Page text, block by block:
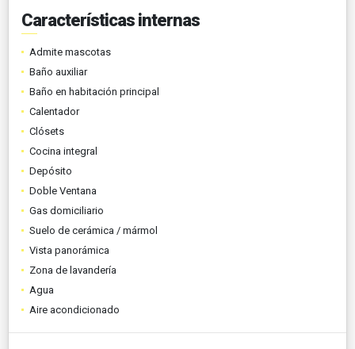
Características internas
Admite mascotas
Baño auxiliar
Baño en habitación principal
Calentador
Clósets
Cocina integral
Depósito
Doble Ventana
Gas domiciliario
Suelo de cerámica / mármol
Vista panorámica
Zona de lavandería
Agua
Aire acondicionado